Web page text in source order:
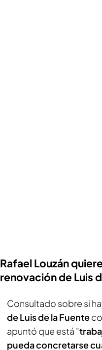
Rafael Louzán
renovación de Luis
Consultado sobre si
de Luis de la Fuente
apuntó que está "
pueda concretarse